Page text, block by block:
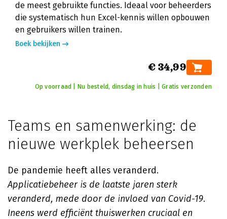
de meest gebruikte functies. Ideaal voor beheerders
die systematisch hun Excel-kennis willen opbouwen
en gebruikers willen trainen.
Boek bekijken
€ 34,99
Op voorraad | Nu besteld, dinsdag in huis | Gratis verzonden
Teams en samenwerking: de
nieuwe werkplek beheersen
De pandemie heeft alles veranderd.
Applicatiebeheer is de laatste jaren sterk
veranderd, mede door de invloed van Covid-19.
Ineens werd efficiënt thuiswerken cruciaal en